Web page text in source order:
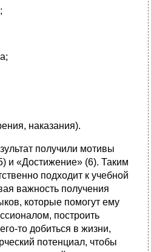
наказания).
получили мотивы
и «Достижение» (6). Таким
подходит к учебной
важность получения
которые помогут ему
построить
то добиться в жизни,
потенциал, чтобы